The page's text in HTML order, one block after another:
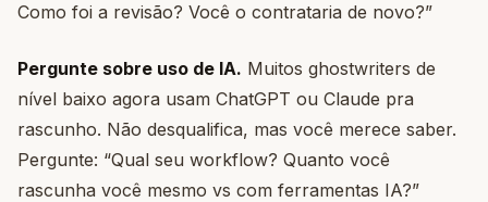
Como foi a revisão? Você o contrataria de novo?”
Pergunte sobre uso de IA. Muitos ghostwriters de
nível baixo agora usam ChatGPT ou Claude pra
rascunho. Não desqualifica, mas você merece saber.
Pergunte: “Qual seu workflow? Quanto você
rascunha você mesmo vs com ferramentas IA?”